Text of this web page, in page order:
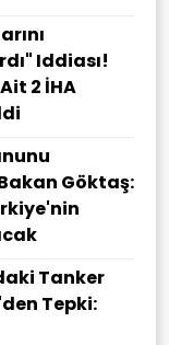
Iddiası!
2 İHA
Göktaş:
Tanker
Tepki: